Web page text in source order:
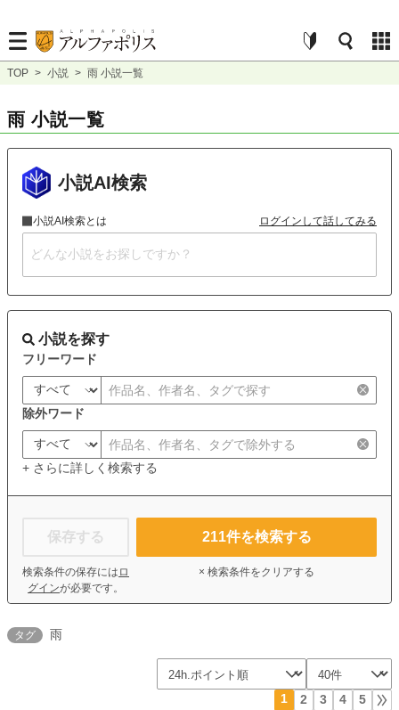
TOP > 小説 > 雨 小説一覧
雨 小説一覧
小説AI検索
小説AI検索とは ログインして話してみる
小説を探す
フリーワード
除外ワード
+ さらに詳しく検索する
保存する
検索条件の保存には ロ
グインが必要です。
211件を検索する
× 検索条件をクリアする
タグ 雨
1 2 3 4 5